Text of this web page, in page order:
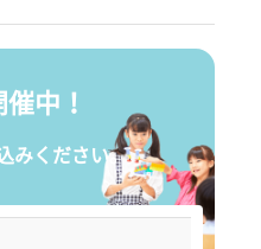
中！
みください。